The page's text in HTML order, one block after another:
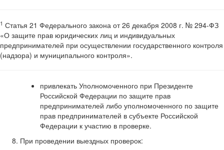
1 Статья 21 Федерального закона от 26 декабря 2008 г. № 294-ФЗ
«О защите прав юридических лиц и индивидуальных
предпринимателей при осуществлении государственного контроля
(надзора) и муниципального контроля».
привлекать Уполномоченного при Президенте
Российской Федерации по защите прав
предпринимателей либо уполномоченного по защите
прав предпринимателей в субъекте Российской
Федерации к участию в проверке.
При проведении выездных проверок: